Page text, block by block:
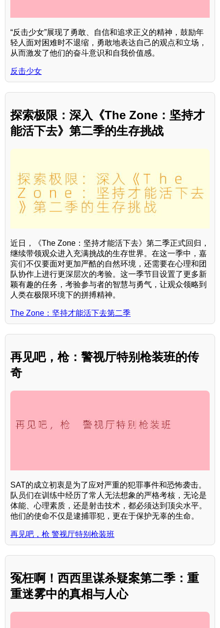
“反击少女”展现了勇敢、自信和追求正义的精神，鼓励年
轻人面对困难时不退缩，勇敢地表达自己的观点和立场，
从而激发了他们的奋斗意识和自我价值感。
反击少女
探索极限：深入《The Zone：坚持才
能活下去》第二季的生存挑战
近日，《The Zone：坚持才能活下去》第二季正式回归，
继续带领观众进入充满挑战的生存世界。在这一季中，嘉
宾们不仅要面对更加严酷的自然环境，还需要在心理和团
队协作上进行更深层次的考验。这一季节目设置了更多新
颖有趣的任务，考验参与者的智慧与勇气，让观众领略到
人类在极限环境下的拼搏精神。
The Zone：坚持才能活下去第二季
再见吧，枪：警视厅特别枪装班的传
奇
SAT的成立初衷是为了应对严重的犯罪事件和恐怖袭击。
队员们在训练中经历了常人无法想象的严格考核，无论是
体能、心理素质，还是射击技术，都必须达到顶尖水平。
他们的使命不仅是逮捕罪犯，更在于保护无辜的生命。
再见吧，枪 警视厅特别枪装班
冤枉啊！西西里谋杀疑案第二季：重
重迷雾中的真相与人心